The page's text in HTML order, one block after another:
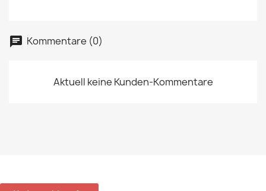
Kommentare (0)
Aktuell keine Kunden-Kommentare